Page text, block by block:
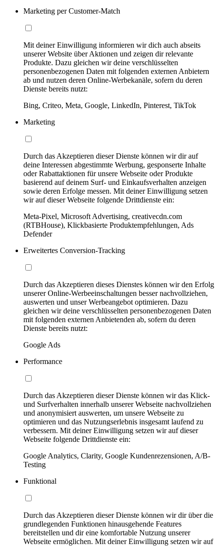
Marketing per Customer-Match
Mit deiner Einwilligung informieren wir dich auch abseits
unserer Website über Aktionen und zeigen dir relevante
Produkte. Dazu gleichen wir deine verschlüsselten
personenbezogenen Daten mit folgenden externen Anbietern
ab und nutzen deren Online-Werbekanäle, sofern du deren
Dienste bereits nutzt:
Bing, Criteo, Meta, Google, LinkedIn, Pinterest, TikTok
Marketing
Durch das Akzeptieren dieser Dienste können wir dir auf
deine Interessen abgestimmte Werbung, gesponserte Inhalte
oder Rabattaktionen für unsere Webseite oder Produkte
basierend auf deinem Surf- und Einkaufsverhalten anzeigen
sowie deren Erfolge messen. Mit deiner Einwilligung setzen
wir auf dieser Webseite folgende Drittdienste ein:
Meta-Pixel, Microsoft Advertising, creativecdn.com
(RTBHouse), Klickbasierte Produktempfehlungen, Ads
Defender
Erweitertes Conversion-Tracking
Durch das Akzeptieren dieses Dienstes können wir den Erfolg
unserer Online-Werbeeinschaltungen besser nachvollziehen,
auswerten und unser Werbeangebot optimieren. Dazu
gleichen wir deine verschlüsselten personenbezogenen Daten
mit folgenden externen Anbietenden ab, sofern du deren
Dienste bereits nutzt:
Google Ads
Performance
Durch das Akzeptieren dieser Dienste können wir das Klick-
und Surfverhalten innerhalb unserer Webseite nachvollziehen
und anonymisiert auswerten, um unsere Webseite zu
optimieren und das Nutzungserlebnis insgesamt laufend zu
verbessern. Mit deiner Einwilligung setzen wir auf dieser
Webseite folgende Drittdienste ein:
Google Analytics, Clarity, Google Kundenrezensionen, A/B-
Testing
Funktional
Durch das Akzeptieren dieser Dienste können wir dir über die
grundlegenden Funktionen hinausgehende Features
bereitstellen und dir eine komfortable Nutzung unserer
Webseite ermöglichen. Mit deiner Einwilligung setzen wir auf